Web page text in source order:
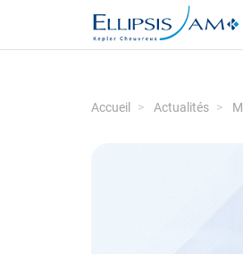
Accueil Actualités